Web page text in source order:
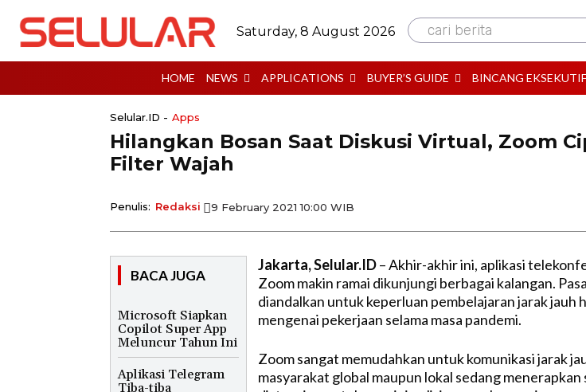
Saturday, 8 August 2026 cari berita
HOME NEWS APPLICATIONS BUYER’S GUIDE BINCANG EKSEKUTIF
Selular.ID - Apps
Hilangkan Bosan Saat Diskusi Virtual, Zoom
Filter Wajah
Penulis: Redaksi 9 February 2021 10:00 WIB
BACA JUGA
Microsoft Siapkan
Copilot Super App
Meluncur Tahun Ini
Aplikasi Telegram
Tiba-tiba
Jakarta, Selular.ID– Akhir-akhir ini, aplikasi
Zoom makin ramai dikunjungi berbagai kalangan.
diandalkan untuk keperluan pembelajaran jarak jauh
mengenai pekerjaan selama masa pandemi.
Zoom sangat memudahkan untuk komunikasi jarak
masyarakat global maupun lokal sedang menerapkan